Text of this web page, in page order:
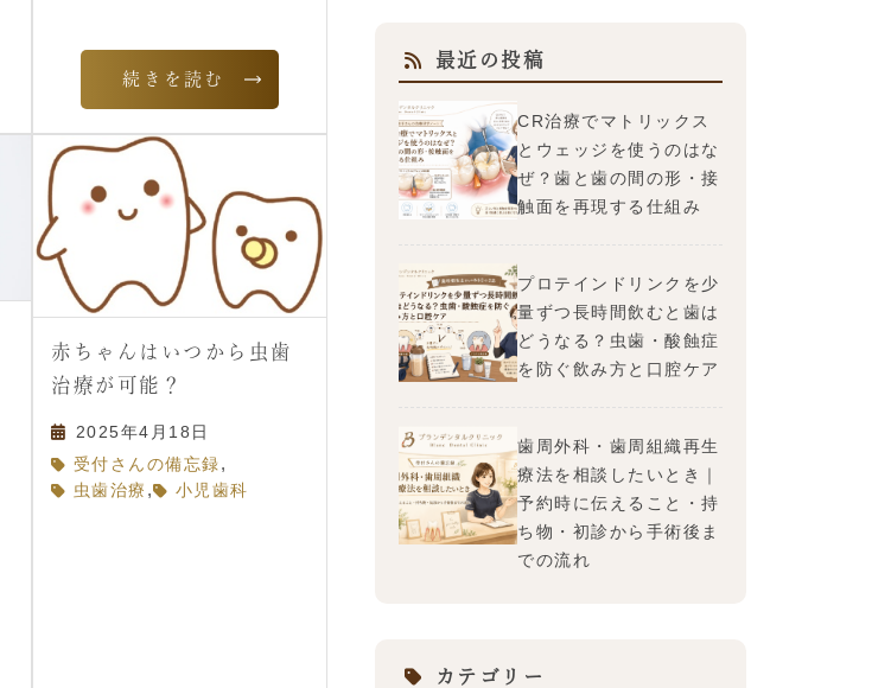
続きを読む
赤ちゃんはいつから虫歯
治療が可能？
2025年4月18日
受付さんの備忘録 ,
虫歯治療 , 小児歯科
最近の投稿
CR治療でマトリックス
とウェッジを使うのはな
ぜ？歯と歯の間の形・接
触面を再現する仕組み
プロテインドリンクを少
量ずつ長時間飲むと歯は
どうなる？虫歯・酸蝕症
を防ぐ飲み方と口腔ケア
歯周外科・歯周組織再生
療法を相談したいとき｜
予約時に伝えること・持
ち物・初診から手術後ま
での流れ
カテゴリー